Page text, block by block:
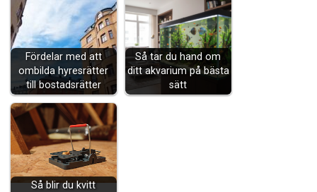
Fördelar med att
ombilda hyresrätter
till bostadsrätter
Så tar du hand om
ditt akvarium på bästa
sätt
Så blir du kvitt